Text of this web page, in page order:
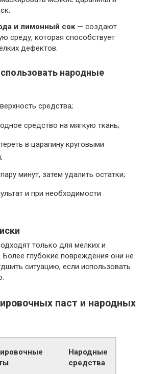
и лимонный сок — создают
среду, которая способствует
дефектов.
народные
средства;
средство на мягкую ткань;
в царапину круговыми
минут, затем удалить остатки;
и при необходимости
только для мелких и
Более глубокие повреждения они не
ситуацию, если использовать
паст и народных
Народные
средства